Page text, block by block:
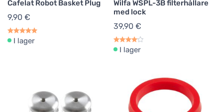
Cafelat Robot Basket Plug
9,90 €
I lager
Wilfa WSPL-3B filterhållare
med lock
39,90 €
I lager